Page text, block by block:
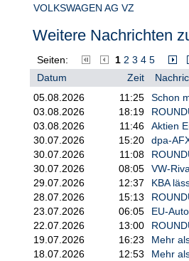
VOLKSWAGEN AG VZ
Weitere Nachrichten
Seiten: 1 2 3 4 5
Datum
Zeit
05.08.2026
11:25
Schon
03.08.2026
18:19
03.08.2026
11:46
Aktien
30.07.2026
15:20
dpa-
30.07.2026
11:08
30.07.2026
08:05
VW-
29.07.2026
12:37
KBA
28.07.2026
15:13
23.07.2026
06:05
EU-
22.07.2026
13:00
19.07.2026
16:23
Mehr
18.07.2026
12:53
Mehr